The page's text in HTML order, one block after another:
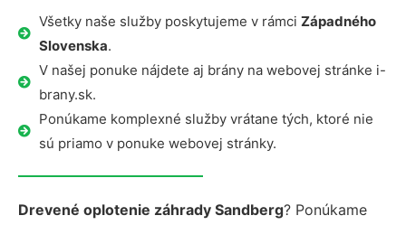
Všetky naše služby poskytujeme v rámci Západného
Slovenska.
V našej ponuke nájdete aj brány na webovej stránke i-
brany.sk.
Ponúkame komplexné služby vrátane tých, ktoré nie
sú priamo v ponuke webovej stránky.
Drevené oplotenie záhrady Sandberg? Ponúkame